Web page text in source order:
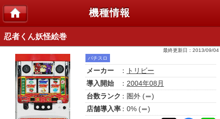
機種情報
忍者くん妖怪絵巻
最終更新日： 2013/09/04
パチスロ
メーカー ：
トリビー
導入開始
： 2004年08月
台数ランク： 圏外(
)
店舗導入率： 0% ( )